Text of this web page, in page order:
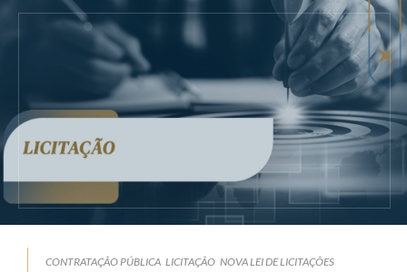
CONTRATAÇÃO PÚBLICA LICITAÇÃO NOVA LEI DE LICITAÇÕES